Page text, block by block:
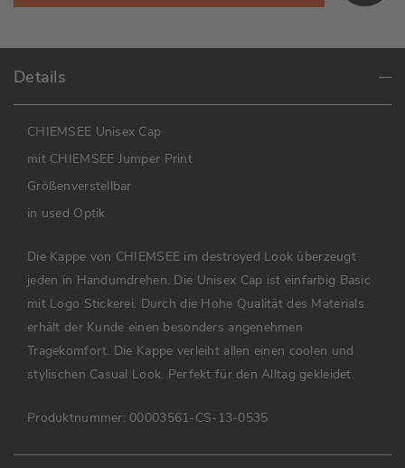
Details
CHIEMSEE Unisex Cap
mit CHIEMSEE Jumper Print
Größenverstellbar
in used Optik
Die Kappe von CHIEMSEE im destroyed Look überzeugt
jeden in Handumdrehen. Die Unisex Cap ist einfarbig Basic
mit Logo Stickerei. Durch die Hohe Qualität des Materials
erhält der Kunde einen besonders angenehmen
Tragekomfort. Die Kappe verleiht allen einen coolen und
stylischen Casual Look. Perfekt für den Alltag gekleidet.
Produktnummer: 00003561-CS-13-0535